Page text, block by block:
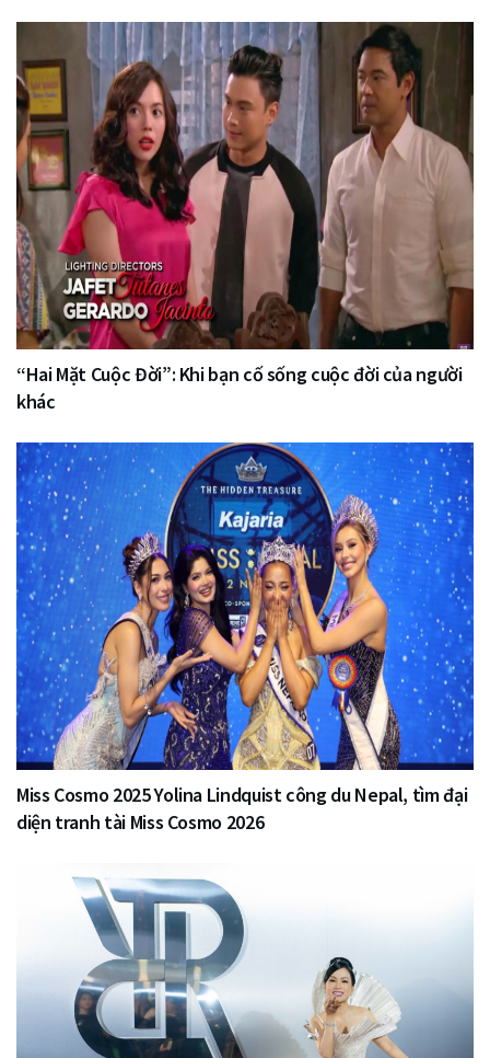
“Hai Mặt Cuộc Đời”: Khi bạn cố sống cuộc đời của người
khác
Miss Cosmo 2025 Yolina Lindquist công du Nepal, tìm đại
diện tranh tài Miss Cosmo 2026